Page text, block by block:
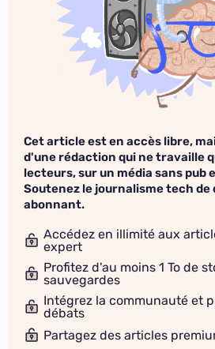
Cet article est en accès libre,
d'une rédaction qui ne travaille
lecteurs, sur un média sans pub
Soutenez le journalisme tech de
abonnant.
Accédez en illimité aux
expert
Profitez d'au moins 1 To de
sauvegardes
Intégrez la communauté et
débats
Partagez des articles